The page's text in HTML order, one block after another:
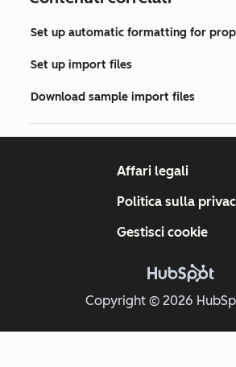
Set up automatic formatting for
Set up import files
Download sample import files
Copyright © 2026
Affari legali
Politica sulla
Gestisci cookie